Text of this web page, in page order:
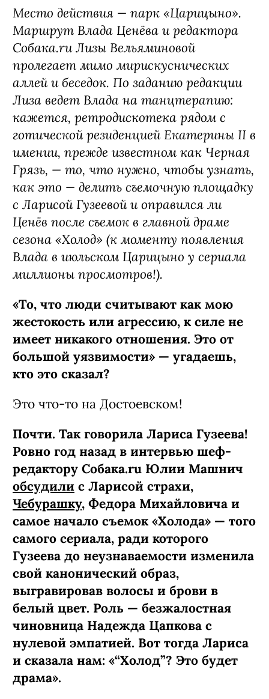
Место действия — парк «Царицыно».
Маршрут Влада Ценёва и редактора
Собака.ru Лизы Вельяминовой
пролегает мимо мирискуснических
аллей и беседок. По заданию редакции
Лиза ведет Влада на танцтерапию:
кажется, ретродискотека рядом с
готической резиденцией Екатерины II в
имении, прежде известном как Черная
Грязь, — то, что нужно, чтобы узнать,
как это — делить съемочную площадку
с Ларисой Гузеевой и оправился ли
Ценёв после съемок в главной драме
сезона «Холод» (к моменту появления
Влада в июльском Царицыно у сериала
миллионы просмотров!).
«То, что люди считывают как мою
жестокость или агрессию, к силе не
имеет никакого отношения. Это от
большой уязвимости» — угадаешь,
кто это сказал?
Это что-то на Достоевском!
Почти. Так говорила Лариса Гузеева!
Ровно год назад в интервью шеф-
редактору Собака.ru Юлии Машнич
обсудили с Ларисой страхи,
Чебурашку, Федора Михайловича и
самое начало съемок «Холода» — того
самого сериала, ради которого
Гузеева до неузнаваемости изменила
свой канонический образ,
выгравировав волосы и брови в
белый цвет. Роль — безжалостная
чиновница Надежда Цапкова с
нулевой эмпатией. Вот тогда Лариса
и сказала нам: «“Холод”? Это будет
драма».